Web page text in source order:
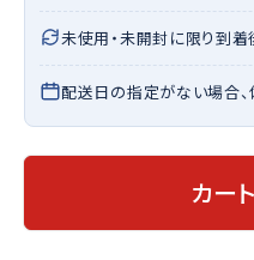
未使用・未開封に限り到
配送日の指定がない場合
カー